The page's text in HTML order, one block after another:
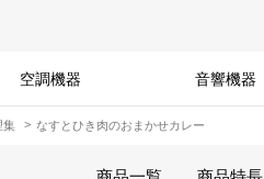
空調機器 音響機器
集 なすとひき肉のおまかせカレー